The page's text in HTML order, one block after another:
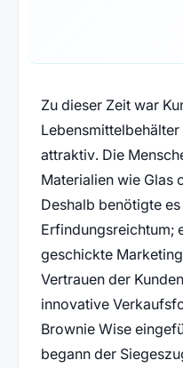
Zu dieser Zeit war
attraktiv. Die
Materialien wie Glas
Deshalb benötigte
Erfindungsreichtum;
geschickte
Vertrauen der
innovative
Brownie Wise
begann der